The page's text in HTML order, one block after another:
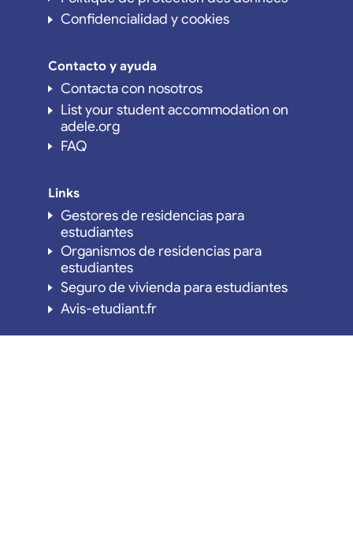
Confidencialidad y cookies
Contacto y ayuda
Contacta con nosotros
List your student accommodation on
adele.org
FAQ
Links
Gestores de residencias para
estudiantes
Organismos de residencias para
estudiantes
Seguro de vivienda para estudiantes
Avis-etudiant.fr